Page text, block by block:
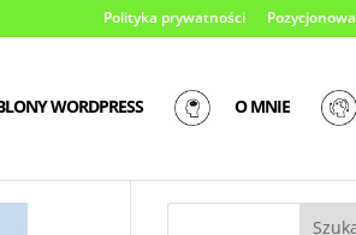
Polityka prywatności
WORDPRESS O MNIE